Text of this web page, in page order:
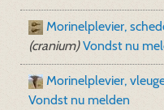
Morinelplevier,
(cranium) Vondst nu
Morinelplevier,
Vondst nu melden